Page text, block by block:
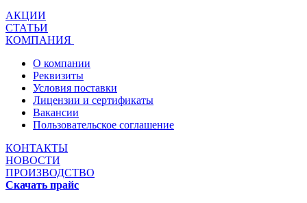
АКЦИИ
СТАТЬИ
КОМПАНИЯ
О компании
Реквизиты
Условия поставки
Лицензии и сертификаты
Вакансии
Пользовательское соглашение
КОНТАКТЫ
НОВОСТИ
ПРОИЗВОДСТВО
Скачать прайс